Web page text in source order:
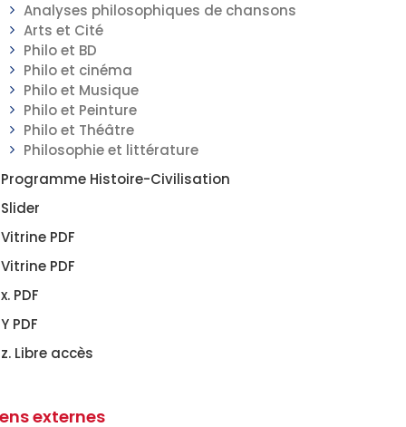
Analyses philosophiques de chansons
Arts et Cité
Philo et BD
Philo et cinéma
Philo et Musique
Philo et Peinture
Philo et Théâtre
Philosophie et littérature
Programme Histoire-Civilisation
Slider
Vitrine PDF
Vitrine PDF
x. PDF
Y PDF
z. Libre accès
externes